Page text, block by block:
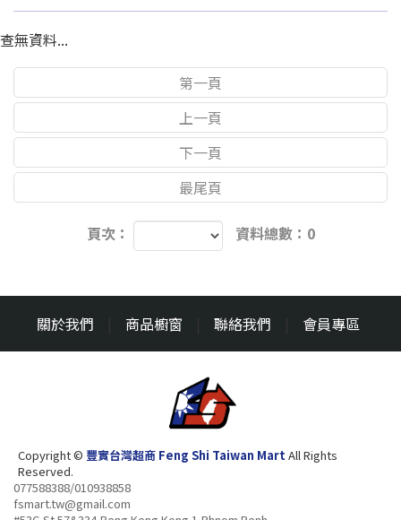
查無資料...
第一頁
上一頁
下一頁
最尾頁
頁次： 資料總數：0
關於我們 商品櫥窗 聯絡我們 會員專區
Copyright © 豐實台灣超商 Feng Shi Taiwan MartAll Rights
Reserved.
077588388/010938858
fsmart.tw@gmail.com